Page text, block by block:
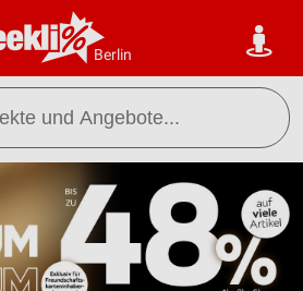
Berlin